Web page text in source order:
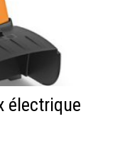
électrique